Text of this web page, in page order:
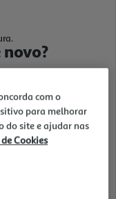
com o
para melhorar
do site e ajudar nas
Cookies